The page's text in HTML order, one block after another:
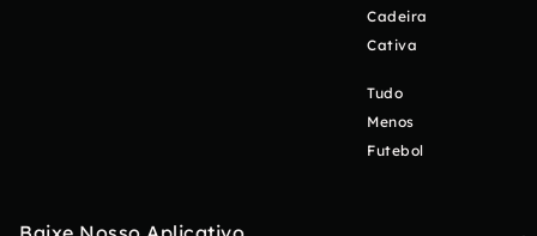
Cadeira
Cativa
Tudo
Menos
Futebol